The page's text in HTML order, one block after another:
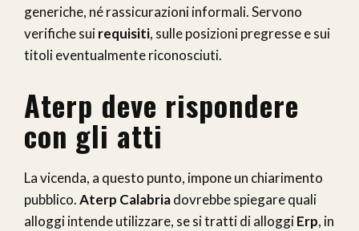
generiche, né rassicurazioni informali. Servono
verifiche suirequisiti, sulle posizioni pregresse e sui
titoli eventualmente riconosciuti.
Aterp deve rispondere
con gli atti
La vicenda, a questo punto, impone un chiarimento
pubblico.Aterp Calabriadovrebbe spiegare quali
alloggi intende utilizzare, se si tratti di alloggiErp, in